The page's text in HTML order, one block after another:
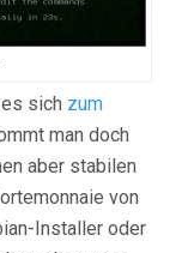
sich zum
man doch
aber stabilen
von
Installer oder